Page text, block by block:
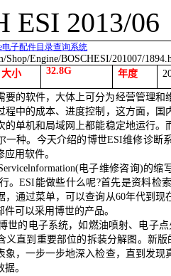
ESI 2013/06
电子配件目录查询系统
Shop/Engine/BOSCHESI/201007/
大小 32.8G 年度
要的软件，大体上可分为经营管理
程中的成本、进度控制，这方面，
的单机和局域网上都能稳定地运行
一种。今天介绍的博世ESI维修诊断
用软件。
电子维修咨询)的缩
。ESI 能做些什么呢?首先是资料检
，通过菜单，可以查询从60年代到现
可以采用博世的产品。
世的电子系统，如燃油喷射、电子点
义直到重要部位的拆装分解图。新版
象，一步一步地深入检查，直到发
。